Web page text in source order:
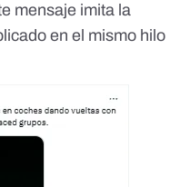
mensaje imita la
en el mismo hilo